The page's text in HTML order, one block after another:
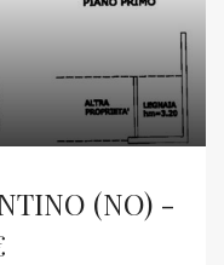
(NO) -